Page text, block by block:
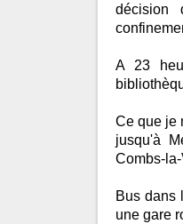
décision
A 23
Ce que je
jusqu'à
Combs-
Bus dans
une gare